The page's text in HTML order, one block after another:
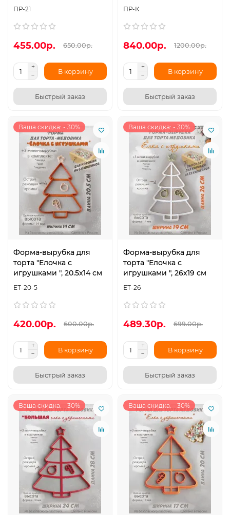
ПР-21
455.00р. 650.00р.
В корзину
Быстрый заказ
ПР-К
840.00р. 1200.00р.
В корзину
Быстрый заказ
Ваша скидка: - 30%
Форма-вырубка для
торта "Елочка с
игрушками ", 20.5х14 см
ЕТ-20-5
420.00р. 600.00р.
В корзину
Быстрый заказ
Ваша скидка: - 30%
Форма-вырубка для
торта "Елочка с
игрушками ", 26х19 см
ЕТ-26
489.30р. 699.00р.
В корзину
Быстрый заказ
Ваша скидка: - 30% Ваша скидка: - 30%